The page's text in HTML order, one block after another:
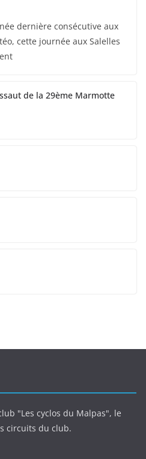
dernière consécutive aux
cette journée aux Salelles
de la 29ème Marmotte
"Les cyclos du Malpas", le
circuits du club.